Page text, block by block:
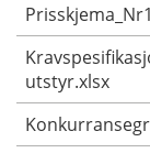
utstyr.xlsx